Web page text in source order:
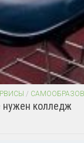
/
нужен колледж